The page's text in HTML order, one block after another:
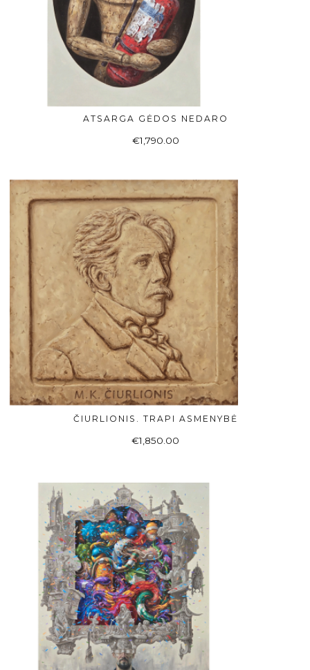
Į KREPŠELĮ
ATSARGA GĖDOS NEDARO
€1,790.00
Į KREPŠELĮ
ČIURLIONIS. TRAPI ASMENYBĖ
€1,850.00